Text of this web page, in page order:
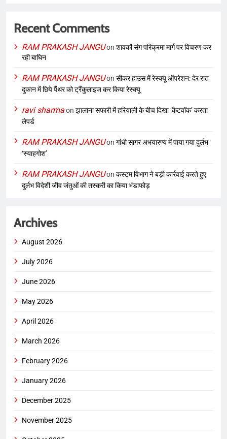
Recent Comments
RAM PRAKASH JANGUon शावकों संग परिक्रमा मार्ग पर विचरण कर
रही बाघिन
RAM PRAKASH JANGUon सीकर हाउस में रेस्क्यू ऑपरेशन: देर रात
दुकान में छिपे पैंथर को ट्रैंकुलाइज कर किया रेस्क्यू
ravi sharmaon झालाना सफारी में हरियाली के बीच दिखा ‘कैटवॉक’ करता
लेपर्ड
RAM PRAKASH JANGUon गांधी सागर अभयारण्य में पाया गया दुर्लभ
‘स्याहगोश’
RAM PRAKASH JANGUon कस्टम विभाग ने बड़ी कार्रवाई करते हुए
दुर्लभ विदेशी जीव जंतुओं की तस्करी का किया भंडाफोड़
Archives
August 2026
July 2026
June 2026
May 2026
April 2026
March 2026
February 2026
January 2026
December 2025
November 2025